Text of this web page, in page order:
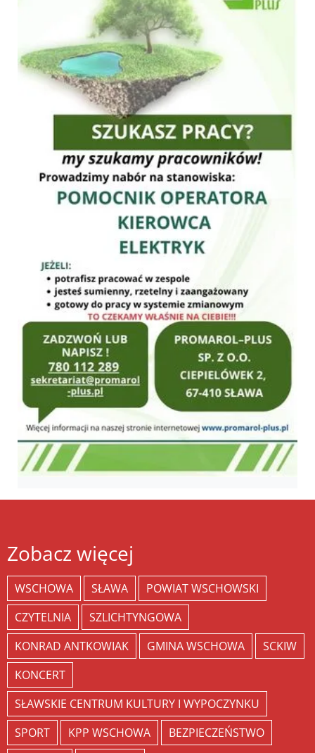
Zobacz więcej
WSCHOWA SŁAWA
POWIAT WSCHOWSKI
CZYTELNIA
SZLICHTYNGOWA
KONRAD ANTKOWIAK
GMINA WSCHOWA
SCKIW
KONCERT
SŁAWSKIE CENTRUM KULTURY I WYPOCZYNKU
SPORT
KPP WSCHOWA
BEZPIECZEŃSTWO